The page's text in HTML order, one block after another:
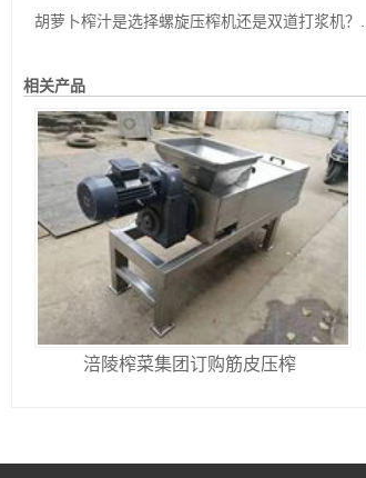
胡萝卜榨汁是选择螺旋压榨机还是双道打浆机？...
相关产品
涪陵榨菜集团订购筋皮压榨